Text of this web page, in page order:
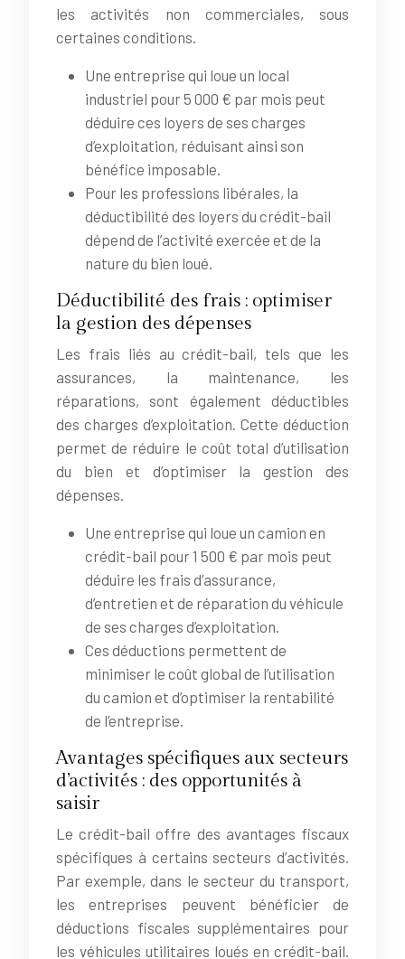
les activités non commerciales, sous
certaines conditions.
Une entreprise qui loue un local
industriel pour 5 000 € par mois peut
déduire ces loyers de ses charges
d’exploitation, réduisant ainsi son
bénéfice imposable.
Pour les professions libérales, la
déductibilité des loyers du crédit-bail
dépend de l’activité exercée et de la
nature du bien loué.
Déductibilité des frais : optimiser
la gestion des dépenses
Les frais liés au crédit-bail, tels que les
assurances, la maintenance, les
réparations, sont également déductibles
des charges d’exploitation. Cette déduction
permet de réduire le coût total d’utilisation
du bien et d’optimiser la gestion des
dépenses.
Une entreprise qui loue un camion en
crédit-bail pour 1 500 € par mois peut
déduire les frais d’assurance,
d’entretien et de réparation du véhicule
de ses charges d’exploitation.
Ces déductions permettent de
minimiser le coût global de l’utilisation
du camion et d’optimiser la rentabilité
de l’entreprise.
Avantages spécifiques aux secteurs
d’activités : des opportunités à
saisir
Le crédit-bail offre des avantages fiscaux
spécifiques à certains secteurs d’activités.
Par exemple, dans le secteur du transport,
les entreprises peuvent bénéficier de
déductions fiscales supplémentaires pour
les véhicules utilitaires loués en crédit-bail.